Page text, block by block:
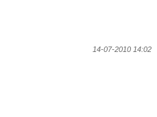
14-07-2010 14:02